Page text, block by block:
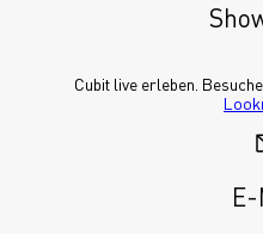
Cubit live erleben.